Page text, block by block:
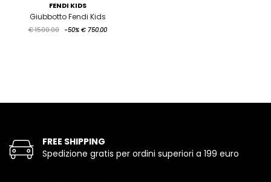
FENDI KIDS
Giubbotto Fendi Kids
€ 1500.00 -50% € 750.00
FREE SHIPPING
Spedizione gratis per ordini superiori a 199 euro